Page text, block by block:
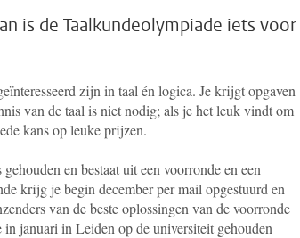
is de Taalkundeolympiade iets voor
zijn in taal én logica. Je krijgt opgaven
van de taal is niet nodig; als je het leuk vindt om
kans op leuke prijzen.
en bestaat uit een voorronde en een
krijg je begin december per mail opgestuurd en
van de beste oplossingen van de voorronde
januari in Leiden op de universiteit gehouden